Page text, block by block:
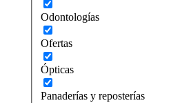
Odontologías
Ofertas
Ópticas
Panaderías y reposterías